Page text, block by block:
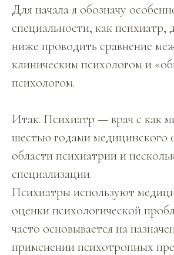
Для начала я обозначу
специальности, как психиатр,
ниже проводить сравнение
клиническим психологом и
психологом.
Итак. Психиатр — врач с как
шестью годами медицинского
области психиатрии и
специализации.
Психиатры используют
оценки психологической
часто основывается на
применении психотропных